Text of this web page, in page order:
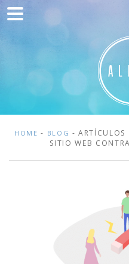
Home
Desarrollo web
Adquisición de tráfico
Clientes
Blog
HOME - BLOG - ARTÍCULOS
SITIO WEB